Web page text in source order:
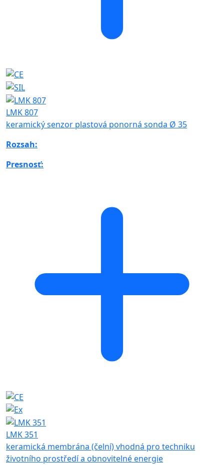
LMK 807
keramický senzor plastová ponorná sonda Ø 35
Rozsah:
Presnosť:
LMK 351
keramická membrána (čelní) vhodná pro techniku
životního prostředí a obnovitelné energie